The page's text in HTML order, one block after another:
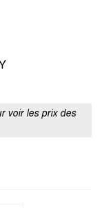
voir les prix des